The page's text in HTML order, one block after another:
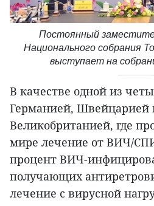
Постоянный
Национального собрания
выступает на
В качестве одной из
Германией, Швейцарией
Великобританией, где
мире лечение от ВИЧ/
процент ВИЧ-
получающих
лечение с вирусной